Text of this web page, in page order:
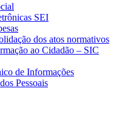
SEI
dos atos normativos
ao Cidadão – SIC
de Informações
Pessoais